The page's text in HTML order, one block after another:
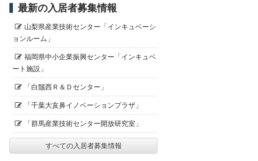
最新の入居者募集情報
山梨県産業技術センター「インキュベーシ
ョンルーム」
福岡県中小企業振興センター「インキュベ
ート施設」
「白鬚西Ｒ＆Ｄセンター」
「千葉大亥鼻イノベーションプラザ」
「群馬産業技術センター開放研究室」
すべての入居者募集情報